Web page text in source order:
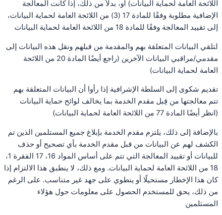
اللائحة العامة لحماية البيانات) أو، بدلاً من ذلك، إذا كانت المعالجة
الإضافية مطلوبة وفقًا للمادة 17 (3) من اللائحة العامة لحماية البيانات،
إلى تقييد المعالجة وفقًا للمادة 18 من اللائحة العامة لحماية البيانات
لتلقي البيانات المتعلقة بهم والمقدمة من قبلهم ونقل هذه البيانات إلى
مقدمي/مراقبي البيانات الآخرين (راجع أيضًا المادة 20 من اللائحة
العامة لحماية البيانات)
تقديم شكوى إلى السلطة الإشرافية إذا رأوا أن البيانات المتعلقة بهم
تتم معالجتها من قِبل مقدم الخدمة بما يخالف لوائح حماية البيانات
(انظر أيضًا المادة 77 من اللائحة العامة لحماية البيانات)
بالإضافة إلى ذلك، يلتزم مقدم الخدمة بإبلاغ جميع المستلمين الذين تم
الكشف لهم عن البيانات من قبل مقدم الخدمة بأي تصحيح أو حذف
للبيانات أو تقييد المعالجة التي تتم على أساس المواد 16، 17 الفقرة 1،
18 من اللائحة العامة لحماية البيانات. ومع ذلك، لا ينطبق هذا الالتزام إذا
كان هذا الإخطار مستحيلًا أو ينطوي على جهد غير متناسب. على الرغم
من ذلك، يحق للمستخدم الحصول على معلومات حول هؤلاء
المستلمين